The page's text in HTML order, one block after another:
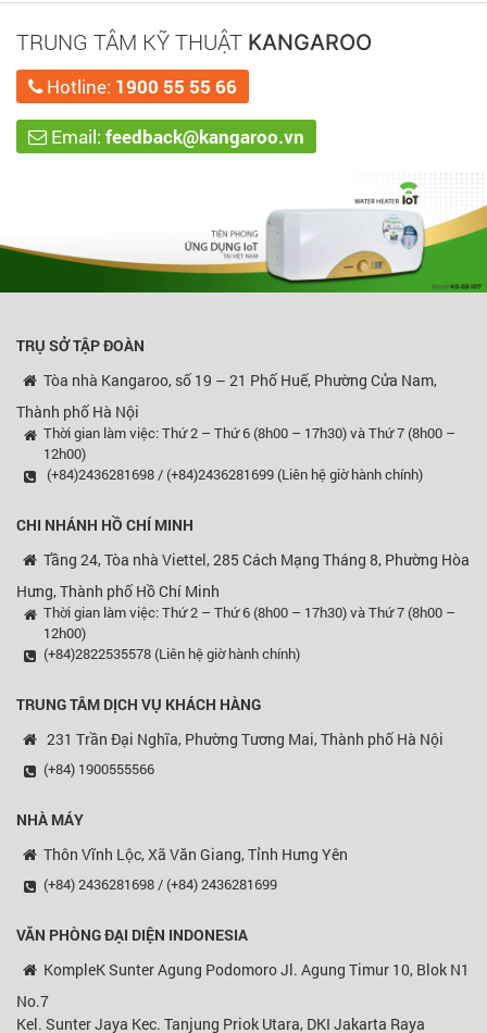
TRUNG TÂM KỸ THUẬT KANGAROO
Hotline: 1900 55 55 66
Email: feedback@kangaroo.vn
TRỤ SỞ TẬP ĐOÀN
Tòa nhà Kangaroo, số 19 – 21 Phố Huế, Phường Cửa Nam,
Thành phố Hà Nội
Thời gian làm việc: Thứ 2 – Thứ 6 (8h00 – 17h30) và Thứ 7 (8h00 –
12h00)
(+84)2436281698 / (+84)2436281699 (Liên hệ giờ hành chính)
CHI NHÁNH HỒ CHÍ MINH
Tầng 24, Tòa nhà Viettel, 285 Cách Mạng Tháng 8, Phường Hòa
Hưng, Thành phố Hồ Chí Minh
Thời gian làm việc: Thứ 2 – Thứ 6 (8h00 – 17h30) và Thứ 7 (8h00 –
12h00)
(+84)2822535578 (Liên hệ giờ hành chính)
TRUNG TÂM DỊCH VỤ KHÁCH HÀNG
231 Trần Đại Nghĩa, Phường Tương Mai, Thành phố Hà Nội
(+84) 1900555566
NHÀ MÁY
Thôn Vĩnh Lộc, Xã Văn Giang, Tỉnh Hưng Yên
(+84) 2436281698 / (+84) 2436281699
VĂN PHÒNG ĐẠI DIỆN INDONESIA
KompleK Sunter Agung Podomoro Jl. Agung Timur 10, Blok N1
No.7
Kel. Sunter Jaya Kec. Tanjung Priok Utara, DKI Jakarta Raya